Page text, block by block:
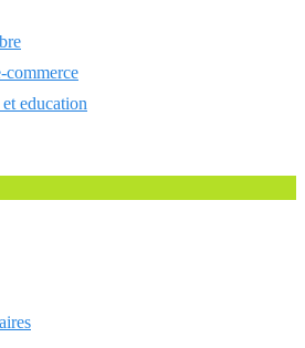
commerce
education